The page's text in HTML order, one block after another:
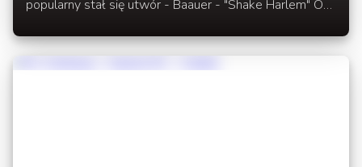
popularny stał się utwór - Baauer - "Shake Harlem" O
się od jednej osoby (często w hełmie), która tańczy do
piosenki przez około 15 sekund, w otoczeniu ludzi, nie
zwracając na siebie uwagi. Kiedy "wchodzi" bas, scena